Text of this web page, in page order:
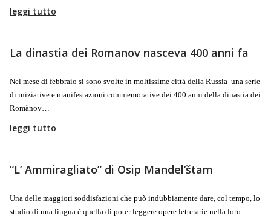
leggi tutto
La dinastia dei Romanov nasceva 400 anni fa
Nel mese di febbraio si sono svolte in moltissime città della Russia una serie
di iniziative e manifestazioni commemorative dei 400 anni della dinastia dei
Romànov…
leggi tutto
“L’ Ammiragliato” di Osip Mandel’štam
Una delle maggiori soddisfazioni che può indubbiamente dare, col tempo, lo
studio di una lingua è quella di poter leggere opere letterarie nella loro